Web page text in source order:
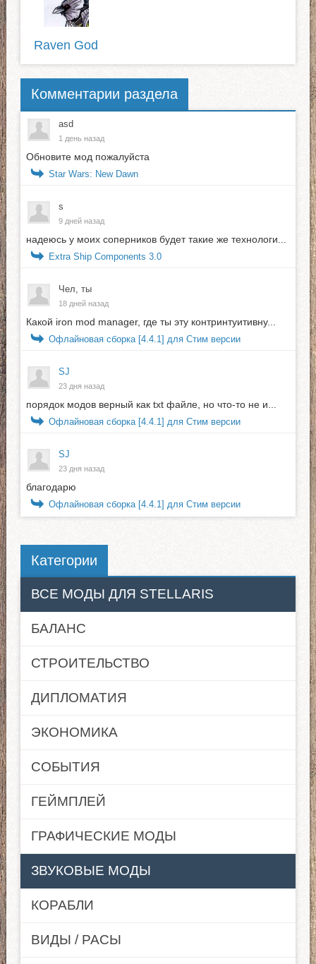
Raven God
Комментарии раздела
asd
1 день назад
Обновите мод пожалуйста
Star Wars: New Dawn
s
9 дней назад
надеюсь у моих соперников будет такие же технологи...
Extra Ship Components 3.0
Чел, ты
18 дней назад
Какой iron mod manager, где ты эту контринтуитивну...
Офлайновая сборка [4.4.1] для Стим версии
SJ
23 дня назад
порядок модов верный как txt файле, но что-то не и...
Офлайновая сборка [4.4.1] для Стим версии
SJ
23 дня назад
благодарю
Офлайновая сборка [4.4.1] для Стим версии
Категории
ВСЕ МОДЫ ДЛЯ STELLARIS
БАЛАНС
СТРОИТЕЛЬСТВО
ДИПЛОМАТИЯ
ЭКОНОМИКА
СОБЫТИЯ
ГЕЙМПЛЕЙ
ГРАФИЧЕСКИЕ МОДЫ
ЗВУКОВЫЕ МОДЫ
КОРАБЛИ
ВИДЫ / РАСЫ